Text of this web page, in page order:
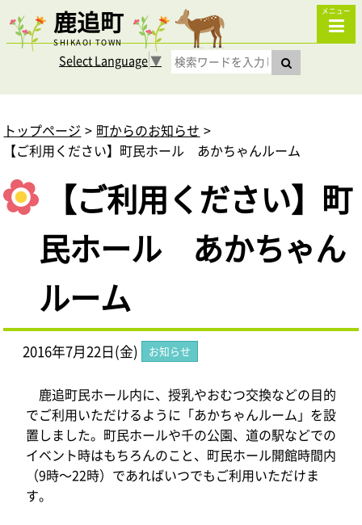
鹿追町
SHIKAOI TOWN
メニュー
Select Language▼
トップページ
町からのお知らせ
【ご利用ください】町民ホール あかちゃんルーム
【ご利用ください】町
民ホール あかちゃん
ルーム
2016年7月22日(金) お知らせ
鹿追町民ホール内に、授乳やおむつ交換などの目的
でご利用いただけるように「あかちゃんルーム」を設
置しました。町民ホールや千の公園、道の駅などでの
イベント時はもちろんのこと、町民ホール開館時間内
（9時～22時）であればいつでもご利用いただけま
す。